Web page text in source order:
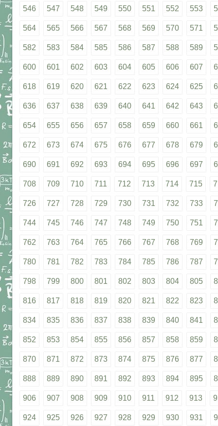
546 547 548 549 550 551 552 553
564 565 566 567 568 569 570 571
582 583 584 585 586 587 588 589
600 601 602 603 604 605 606 607
618 619 620 621 622 623 624 625
636 637 638 639 640 641 642 643
654 655 656 657 658 659 660 661
672 673 674 675 676 677 678 679
690 691 692 693 694 695 696 697
708 709 710 711 712 713 714 715
726 727 728 729 730 731 732 733
744 745 746 747 748 749 750 751
762 763 764 765 766 767 768 769
780 781 782 783 784 785 786 787
798 799 800 801 802 803 804 805
816 817 818 819 820 821 822 823
834 835 836 837 838 839 840 841
852 853 854 855 856 857 858 859
870 871 872 873 874 875 876 877
888 889 890 891 892 893 894 895
906 907 908 909 910 911 912 913
924 925 926 927 928 929 930 931